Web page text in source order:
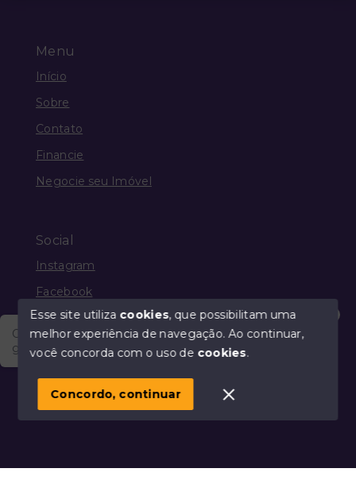
Menu
Início
Sobre
Contato
Financie
Negocie seu Imóvel
Social
Instagram
Facebook
© Copyright 2026 - Guia Mais Imóveis - Todos os
SITE PARA IMOBILIARIA
Olá, vim através do Portal Imobiliário Guia Mais e
gostaria de saber a respeito dos produtos e serviços
Esse site utiliza cookies, que possibilitam uma
melhor experiência de navegação.Ao continuar,
você concorda com o uso de cookies.
Concordo, continuar